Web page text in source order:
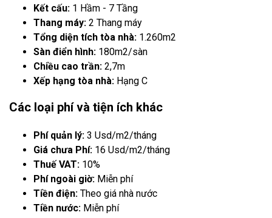
Kết cấu: 1 Hầm - 7 Tầng
Thang máy: 2 Thang máy
Tổng diện tích tòa nhà: 1.260m2
Sàn điển hình: 180m2/sàn
Chiều cao trần: 2,7m
Xếp hạng tòa nhà: Hạng C
Các loại phí và tiện ích khác
Phí quản lý: 3 Usd/m2/tháng
Giá chưa Phí: 16 Usd/m2/tháng
Thuế VAT: 10%
Phí ngoài giờ: Miễn phí
Tiền điện: Theo giá nhà nước
Tiền nước: Miễn phí